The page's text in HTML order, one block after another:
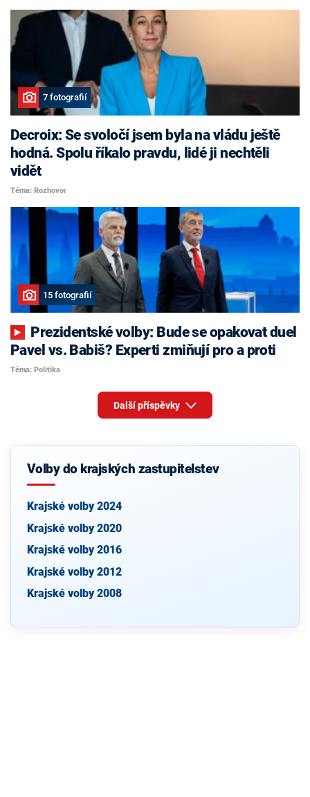
7 fotografií
Decroix: Se svoločí jsem byla na vládu ještě
hodná. Spolu říkalo pravdu, lidé ji nechtěli
vidět
Téma: Rozhovor
15 fotografií
Pavel vs. Babiš? Experti zmiňují pro a proti
Téma: Politika
Další příspěvky
Volby do krajských zastupitelstev
Krajské volby 2024
Krajské volby 2020
Krajské volby 2016
Krajské volby 2012
Krajské volby 2008